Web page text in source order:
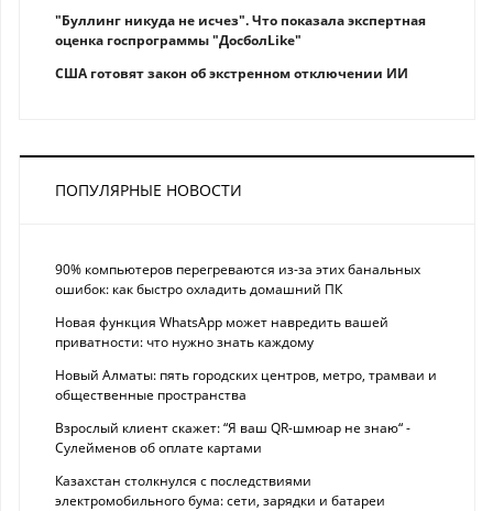
"Буллинг никуда не исчез". Что показала экспертная
оценка госпрограммы "ДосболLike"
США готовят закон об экстренном отключении ИИ
ПОПУЛЯРНЫЕ НОВОСТИ
90% компьютеров перегреваются из-за этих банальных
ошибок: как быстро охладить домашний ПК
Новая функция WhatsApp может навредить вашей
приватности: что нужно знать каждому
Новый Алматы: пять городских центров, метро, трамваи и
общественные пространства
Взрослый клиент скажет: “Я ваш QR-шмюар не знаю“ -
Сулейменов об оплате картами
Казахстан столкнулся с последствиями
электромобильного бума: сети, зарядки и батареи